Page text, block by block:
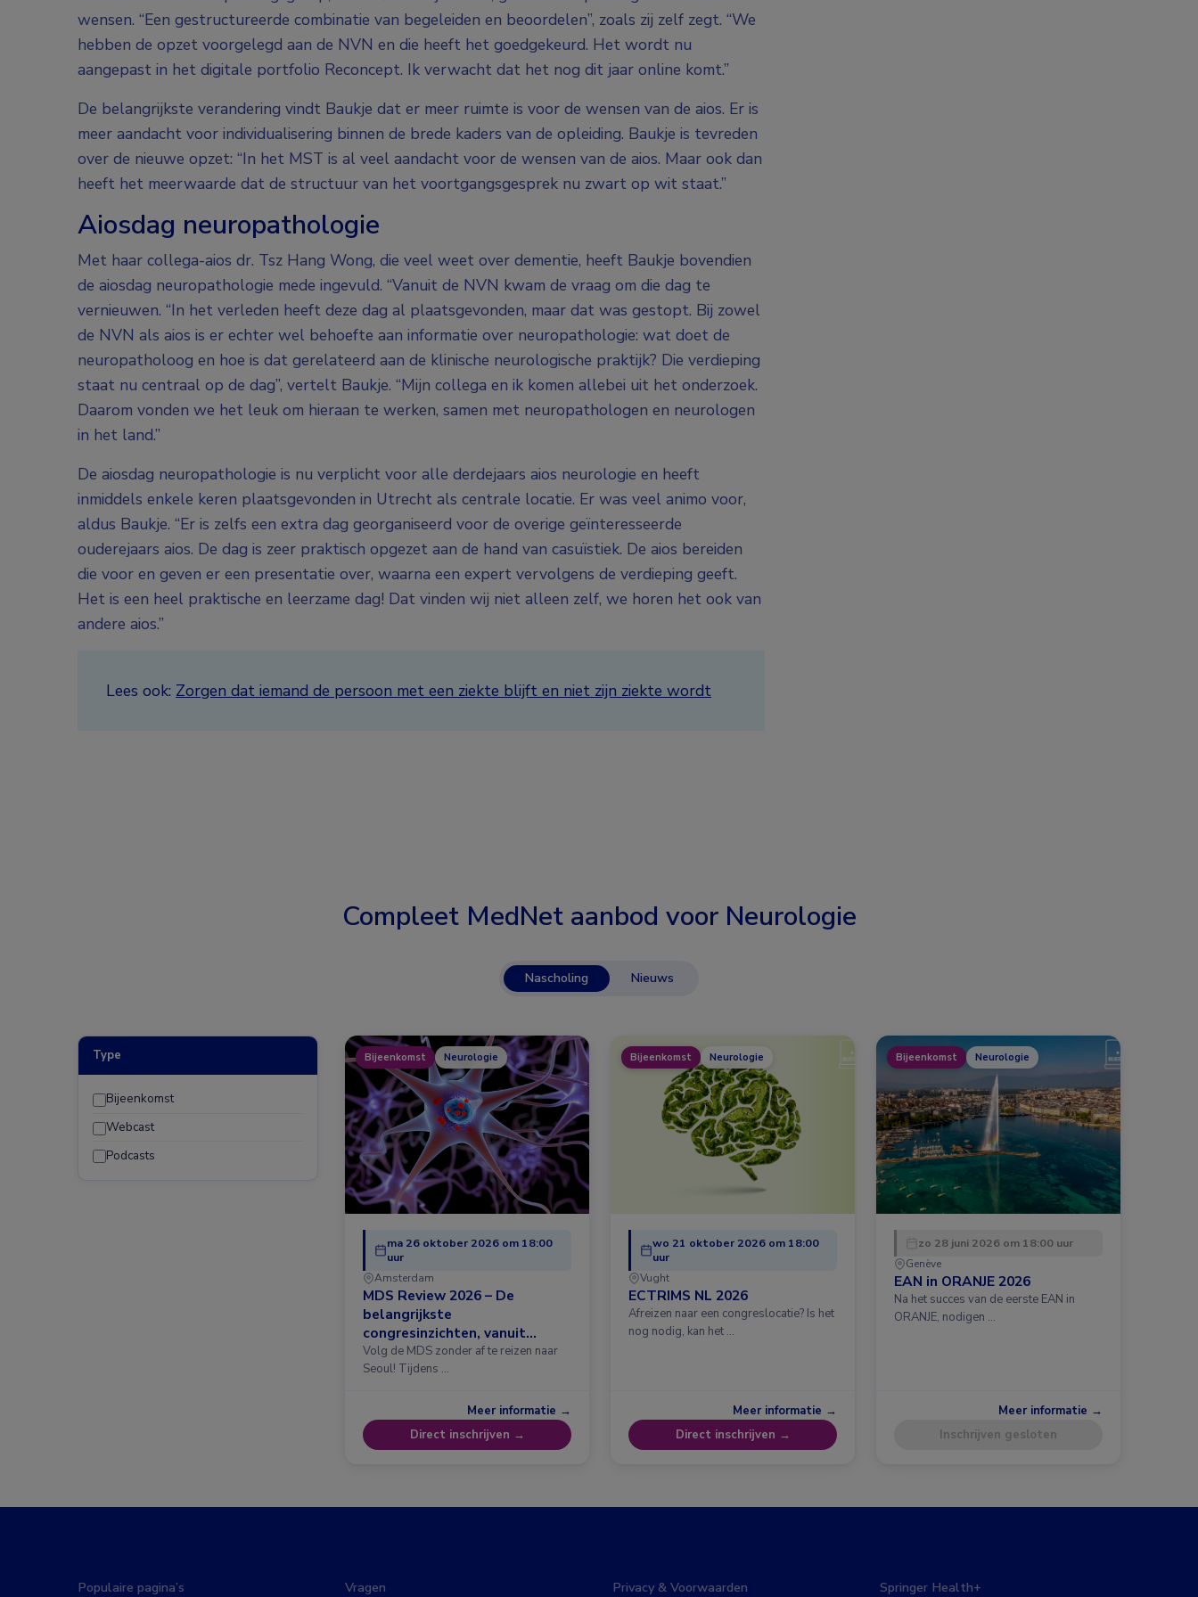
wensen. “Een gestructureerde combinatie van begeleiden en beoordelen”, zoals zij zelf zegt. “We
hebben de opzet voorgelegd aan de NVN en die heeft het goedgekeurd. Het wordt nu
aangepast in het digitale portfolio Reconcept. Ik verwacht dat het nog dit jaar online komt.”
De belangrijkste verandering vindt Baukje dat er meer ruimte is voor de wensen van de aios. Er is
meer aandacht voor individualisering binnen de brede kaders van de opleiding. Baukje is tevreden
over de nieuwe opzet: “In het MST is al veel aandacht voor de wensen van de aios. Maar ook dan
heeft het meerwaarde dat de structuur van het voortgangsgesprek nu zwart op wit staat.”
Aiosdag neuropathologie
Met haar collega-aios dr. Tsz Hang Wong, die veel weet over dementie, heeft Baukje bovendien
de aiosdag neuropathologie mede ingevuld. “Vanuit de NVN kwam de vraag om die dag te
vernieuwen. “In het verleden heeft deze dag al plaatsgevonden, maar dat was gestopt. Bij zowel
de NVN als aios is er echter wel behoefte aan informatie over neuropathologie: wat doet de
neuropatholoog en hoe is dat gerelateerd aan de klinische neurologische praktijk? Die verdieping
staat nu centraal op de dag”, vertelt Baukje. “Mijn collega en ik komen allebei uit het onderzoek.
Daarom vonden we het leuk om hieraan te werken, samen met neuropathologen en neurologen
in het land.”
De aiosdag neuropathologie is nu verplicht voor alle derdejaars aios neurologie en heeft
inmiddels enkele keren plaatsgevonden in Utrecht als centrale locatie. Er was veel animo voor,
aldus Baukje. “Er is zelfs een extra dag georganiseerd voor de overige geïnteresseerde
ouderejaars aios. De dag is zeer praktisch opgezet aan de hand van casuïstiek. De aios bereiden
die voor en geven er een presentatie over, waarna een expert vervolgens de verdieping geeft.
Het is een heel praktische en leerzame dag! Dat vinden wij niet alleen zelf, we horen het ook van
andere aios.”
Lees ook: Zorgen dat iemand de persoon met een ziekte blijft en niet zijn ziekte wordt
Compleet MedNet aanbod voor Neurologie
Nascholing Nieuws
Type
Bijeenkomst
Webcast
Podcasts
Bijeenkomst Neurologie
ma 26 oktober 2026 om 18:00
uur
Amsterdam
MDS Review 2026 – De
belangrijkste
congresinzichten, vanuit
Amsterdam
Volg de MDS zonder af te reizen naar
Seoul! Tijdens …
Meer informatie →
Direct inschrijven →
Bijeenkomst Neurologie
wo 21 oktober 2026 om 18:00
uur
Vught
ECTRIMS NL 2026
Afreizen naar een congreslocatie? Is het
nog nodig, kan het …
Meer informatie →
Direct inschrijven →
Bijeenkomst Neurologie
zo 28 juni 2026 om 18:00 uur
Genève
EAN in ORANJE 2026
Na het succes van de eerste EAN in
ORANJE, nodigen …
Meer informatie →
Inschrijven gesloten
Populaire pagina’s Vragen Privacy & Voorwaarden Springer Health+